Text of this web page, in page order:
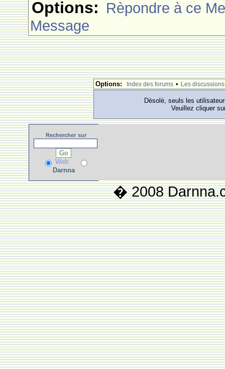
Options: Rèpondre à ce
Message
Options: Index des forums • Les discussions
Dèsolè, seuls les
Veuillez cliquer
Rechercher sur
Web
Darnna
� 2008